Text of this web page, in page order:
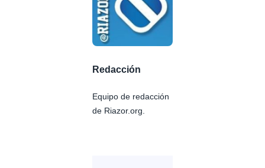
Redacción
Equipo de redacción
de Riazor.org.